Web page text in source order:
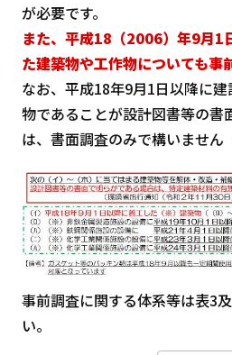
が必要です。
また、平成18（2006）年9月1
た建築物や工作物についても事
なお、平成18年9月1日以降に
物であることが設計図書等の書
は、書面調査のみで構いません
事前調査に関する体系等は表3
い。